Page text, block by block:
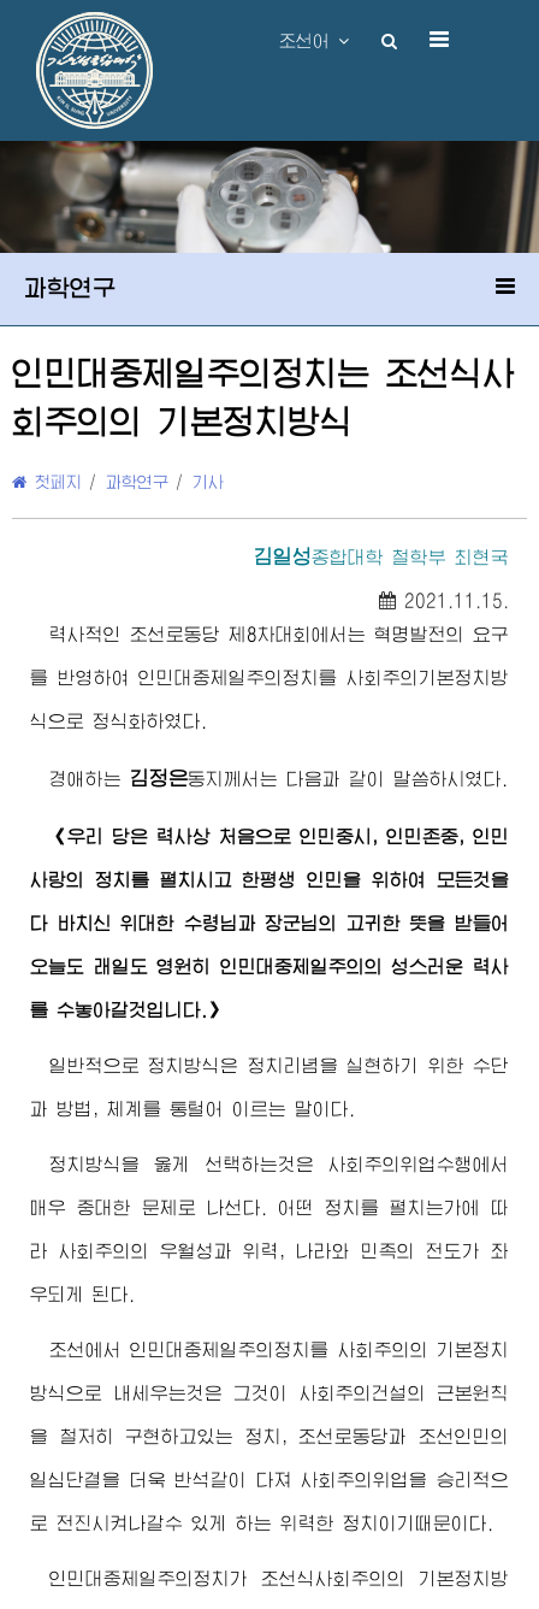
조선어
과학연구
인민대중제일주의정치는 조선식사
회주의의 기본정치방식
첫페지 / 과학연구 / 기사
김일성종합대학 철학부 최현국
2021.11.15.
력사적인 조선로동당 제8차대회에서는 혁명발전의 요구
를 반영하여 인민대중제일주의정치를 사회주의기본정치방
식으로 정식화하였다.
경애하는 김정은동지 께서는 다음과 같이 말씀하시였다.
《우리 당은 력사상 처음으로 인민중시, 인민존중, 인민
사랑의 정치를 펼치시고 한평생 인민을 위하여 모든것을
다 바치신위대한 수령님 과장군님의 고귀한 뜻을 받들어
오늘도 래일도 영원히 인민대중제일주의의 성스러운 력사
를 수놓아갈것입니다.》
일반적으로 정치방식은 정치리념을 실현하기 위한 수단
과 방법, 체계를 통털어 이르는 말이다.
정치방식을 옳게 선택하는것은 사회주의위업수행에서
매우 중대한 문제로 나선다. 어떤 정치를 펼치는가에 따
라 사회주의의 우월성과 위력, 나라와 민족의 전도가 좌
우되게 된다.
조선에서 인민대중제일주의정치를 사회주의의 기본정치
방식으로 내세우는것은 그것이 사회주의건설의 근본원칙
을 철저히 구현하고있는 정치, 조선로동당과 조선인민의
일심단결을 더욱 반석같이 다져 사회주의위업을 승리적으
로 전진시켜나갈수 있게 하는 위력한 정치이기때문이다.
인민대중제일주의정치가 조선식사회주의의 기본정치방